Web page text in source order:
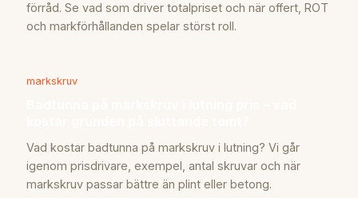
förråd. Se vad som driver totalpriset och när offert, ROT
och markförhållanden spelar störst roll.
markskruv
Vad kostar badtunna på markskruv i lutning? Vi går
igenom prisdrivare, exempel, antal skruvar och när
markskruv passar bättre än plint eller betong.